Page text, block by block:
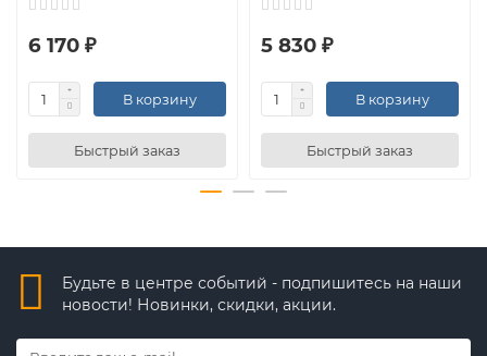
6 170 ₽
В корзину
Быстрый заказ
5 830 ₽
В корзину
Быстрый заказ
Будьте в центре событий - подпишитесь на наши
новости! Новинки, скидки, акции.